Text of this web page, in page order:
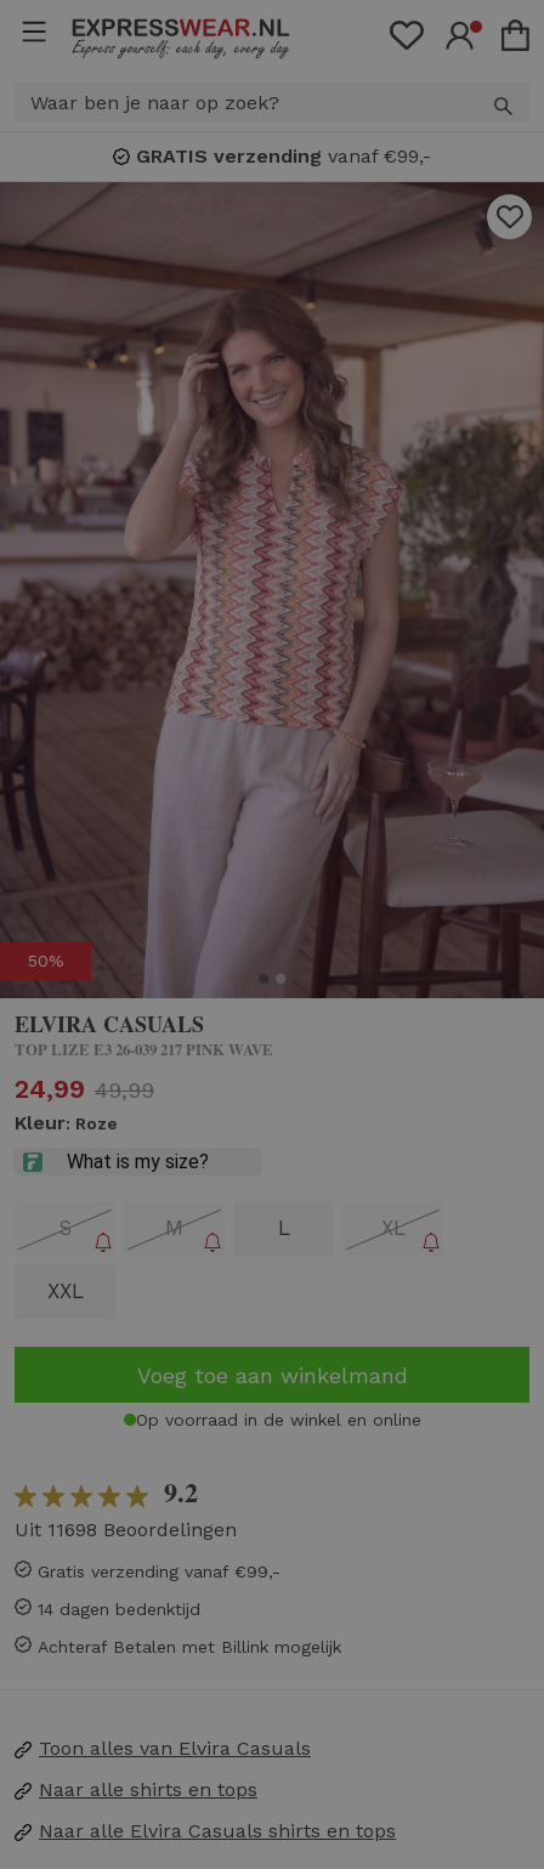
GRATIS verzendingvanaf €99,-
50%
ELVIRA CASUALS
TOP LIZE E3 26-039 217 PINK WAVE
24,99 49,99
Kleur: Roze
S M L XL
XXL
Voeg toe aan winkelmand
Op voorraad in de winkel en online
9.2
Uit 11698 Beoordelingen
Gratis verzending vanaf €99,-
14 dagen bedenktijd
Achteraf Betalen met Billink mogelijk
Toon alles van Elvira Casuals
Naar alle shirts en tops
Naar alle Elvira Casuals shirts en tops